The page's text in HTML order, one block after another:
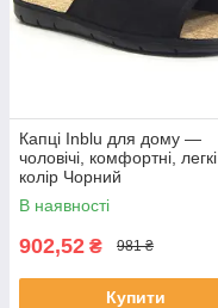
Капці Inblu для дому —
чоловічі, комфортні, легкі
колір Чорний
В наявності
902,52 ₴ 981 ₴
Купити